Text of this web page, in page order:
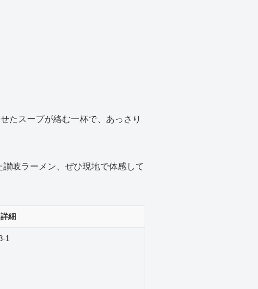
たスープが絡む一杯で、あっさり
岐ラーメン、ぜひ現地で体感して
詳細
1